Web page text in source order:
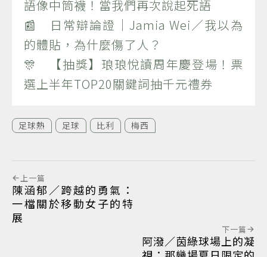
語像中筒襪！當我們再次說起死語
📰 日常辯論證｜Jamia Wei／我以為
的體貼，為什麼傷了人？
🎊 【抽獎】琅琅悅讀周年慶登場！票
選上半年TOP20關鍵詞抽千元禮券
足球熱 足球 比利 梅西
上一篇
陳涵郁／跨越的勇氣：
一檔關於移動女子的特
展
下一篇
阿潑／茵綠球場上的凝